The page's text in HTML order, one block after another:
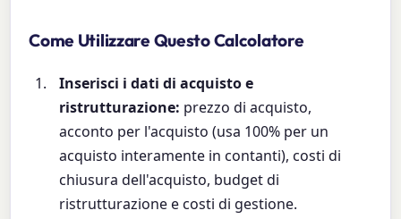
Come Utilizzare Questo Calcolatore
Inserisci i dati di acquisto e
ristrutturazione: prezzo di acquisto,
acconto per l'acquisto (usa 100% per un
acquisto interamente in contanti), costi di
chiusura dell'acquisto, budget di
ristrutturazione e costi di gestione.